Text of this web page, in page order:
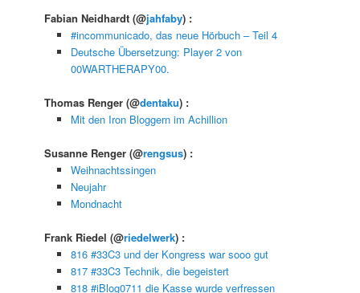
Fabian Neidhardt(@jahfaby) :
#incommunicado, das neue Hörbuch – Teil 4
Deutsche Übersetzung: Player 2 von
00WARTHERAPY00.
Thomas Renger(@dentaku) :
Mit den Iron Bloggern im Achillion
Susanne Renger(@rengsus) :
Weihnachtssingen
Neujahr
Mondnacht
Frank Riedel(@riedelwerk) :
816 #33C3 und der Kongress war sooo gut
817 #33C3 Technik, die begeistert
818 #iBlog0711 die Kasse wurde verfressen